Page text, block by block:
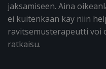
jaksamiseen. Aina
ei kuitenkaan käy niin
ravitsemusterapeutti voi
ratkaisu.